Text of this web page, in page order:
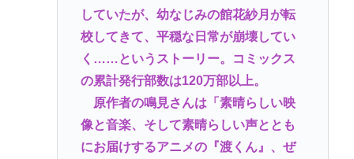
していたが、幼なじみの館花紗月が転
校してきて、平穏な日常が崩壊してい
く……というストーリー。コミックス
の累計発行部数は120万部以上。
原作者の鳴見さんは「素晴らしい映
像と音楽、そして素晴らしい声ととも
にお届けするアニメの『渡くん』、ぜ